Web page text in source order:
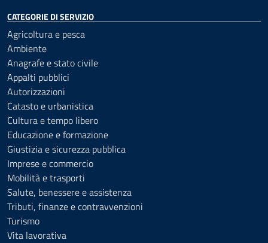
CATEGORIE DI SERVIZIO
Agricoltura e pesca
Ambiente
Anagrafe e stato civile
Appalti pubblici
Autorizzazioni
Catasto e urbanistica
Cultura e tempo libero
Educazione e formazione
Giustizia e sicurezza pubblica
Imprese e commercio
Mobilità e trasporti
Salute, benessere e assistenza
Tributi, finanze e contravvenzioni
Turismo
Vita lavorativa